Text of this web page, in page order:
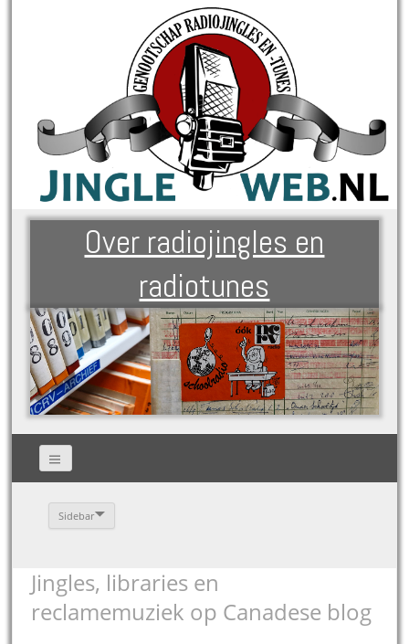
Over radiojingles en
radiotunes
Sidebar
Jingles, libraries en
reclamemuziek op Canadese blog